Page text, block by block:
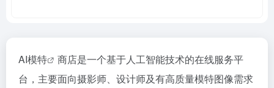
AI模特
商店是一个基于人工智能技术的在线服务平
台，主要面向摄影师、设计师及有高质量模特图像需求